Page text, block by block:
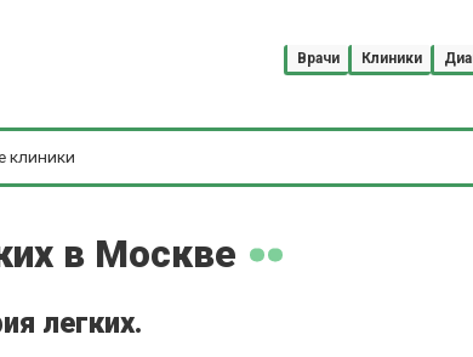
Врачи Клиники
в Москве
легких.